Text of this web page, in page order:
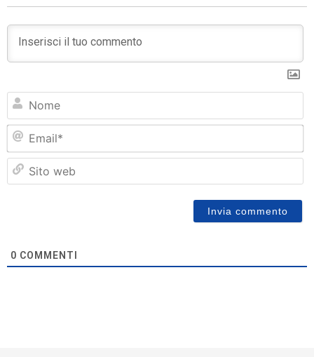
0 COMMENTI